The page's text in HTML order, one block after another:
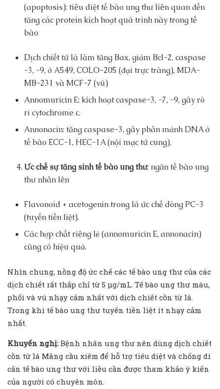
(apoptosis): tiêu diệt tế bào ung thư liên quan đến
tăng các protein kích hoạt quá trình này trong tế
bào
Dịch chiết từ lá làm tăng Bax, giảm Bcl-2, caspase
-3, -9, ở A549, COLO-205 (đại trực tràng), MDA-
MB-231 và MCF-7 (vú)
Annomuricin E: kích hoạt caspase-3, -7, -9, gây rò
rỉ cytochrome c.
Annonacin: tăng caspase-3, gây phân mảnh DNA ở
tế bào ECC-1, HEC-1A (nội mạc tử cung).
Ức chế sự tăng sinh tế bào ung thư: ngăn tế bào ung
thư nhân lên
Flavonoid + acetogenin trong lá ức chế dòng PC-3
(tuyến tiền liệt).
Các hợp chất riêng lẻ (annomuricin E, annonacin)
cũng có hiệu quả.
Nhìn chung, nồng độ ức chế các tế bào ung thư của các
dịch chiết rất thấp chỉ từ 5 µg/mL. Tế bào ung thư máu,
phổi và vú nhạy cảm nhất với dịch chiết cồn từ lá.
Trong khi tế bào ung thư tuyến tiền liệt ít nhạy cảm
nhất.
Khuyến nghị: Bệnh nhân ung thư nên dùng dịch chiết
cồn từ lá Mãng cầu xiêm để hỗ trợ tiêu diệt và chống di
căn tế bào ung thư với liều cần được tham khảo ý kiến
của người có chuyên môn.